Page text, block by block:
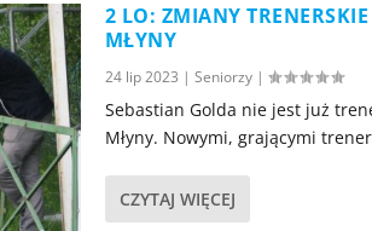
2 LO: ZMIANY
MŁYNY
24 lip 2023 | Seniorzy|
Sebastian Golda nie jest już
Młyny. Nowymi, grającymi
CZYTAJ WIĘCEJ